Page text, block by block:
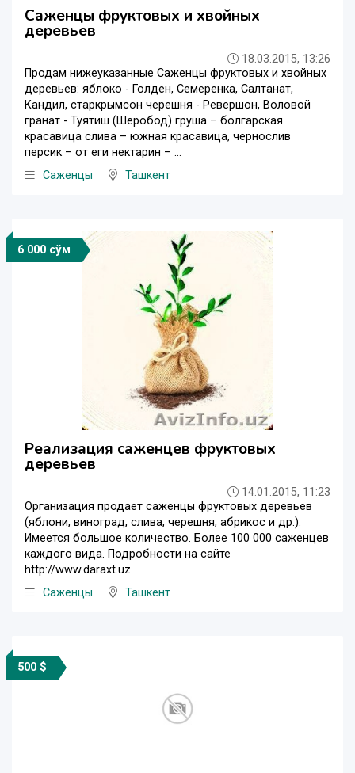
Саженцы фруктовых и хвойных
деревьев
18.03.2015, 13:26
Продам нижеуказанные Саженцы фруктовых и хвойных
деревьев: яблоко - Голден, Семеренка, Салтанат,
Кандил, старкрымсон черешня - Ревершон, Воловой
гранат - Туятиш (Шеробод) груша – болгарская
красавица слива – южная красавица, чернослив
персик – от еги нектарин – ...
Саженцы
Ташкент
6 000 сўм
Реализация саженцев фруктовых
деревьев
14.01.2015, 11:23
Организация продает саженцы фруктовых деревьев
(яблони, виноград, слива, черешня, абрикос и др.).
Имеется большое количество. Более 100 000 саженцев
каждого вида. Подробности на сайте
http://www.daraxt.uz
Саженцы
Ташкент
500 $